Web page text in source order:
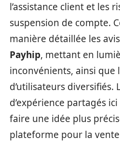
l’assistance client et les
suspension de compte.
manière détaillée les
Payhip, mettant en
inconvénients, ainsi que
d’utilisateurs diversifiés.
d’expérience partagés
faire une idée plus
plateforme pour la